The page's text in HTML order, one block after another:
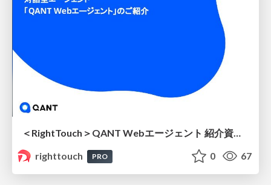
＜RightTouch＞QANT Webエージェント 紹介資料 v1.2
righttouch
PRO 0 67